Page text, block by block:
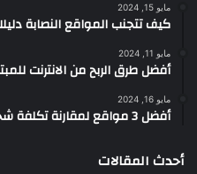
مايو 15, 2024
كيف تتجنب المواقع النصابة
مايو 11, 2024
أفضل طرق الربح من الانترنت
مايو 16, 2024
أفضل 3 مواقع لمقارنة تكلفة شحن المنتجات بين الدول
أحدث المقالات